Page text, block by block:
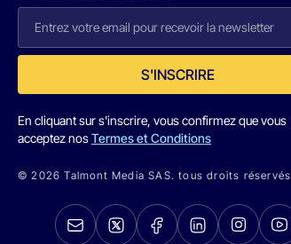
S'INSCRIRE
En cliquant sur s'inscrire, vous confirmez que vous
acceptez nosTermes et Conditions
© 2026 Talmont Media SAS. tous droits